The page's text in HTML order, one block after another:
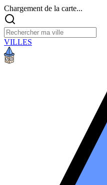
Chargement de la carte...
VILLES